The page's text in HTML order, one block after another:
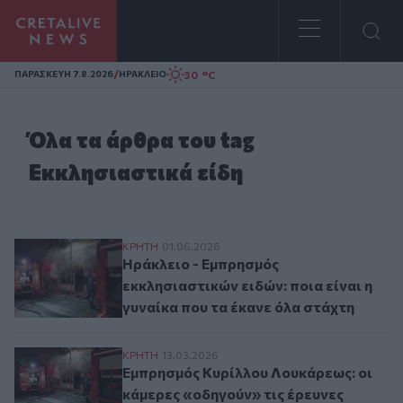
Homepage
ΠΑΡΑΣΚΕΥΗ 7.8.2026/ΗΡΑΚΛΕΙΟ 30 °C
Όλα τα άρθρα του tag
Εκκλησιαστικά είδη
Ηράκλειο - Εμπρησμός εκκλησιαστικών
ΚΡΗΤΗ 01.06.2026
Ηράκλειο - Εμπρησμός
εκκλησιαστικών ειδών: ποια είναι η
γυναίκα που τα έκανε όλα στάχτη
Εμπρησμός Κυρίλλου Λουκάρεως: οι
ΚΡΗΤΗ 13.03.2026
Εμπρησμός Κυρίλλου Λουκάρεως: οι
κάμερες «οδηγούν» τις έρευνες